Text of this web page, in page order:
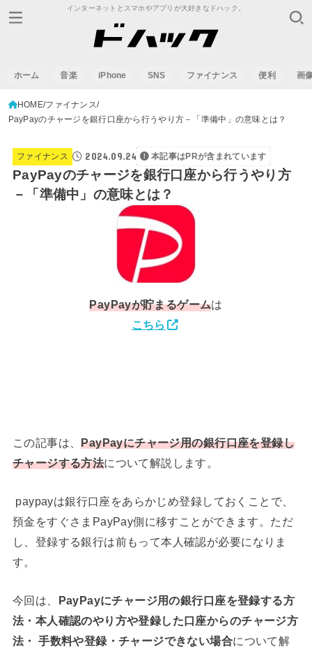
インターネットとスマホやアプリが大好きなドハック。
ホーム 音楽 iPhone SNS ファイナンス 便利 画
HOME ファイナンス
PayPayのチャージを銀行口座から行うやり方－「準備中」の意味とは？
ファイナンス 2024.09.24 本記事はPRが含まれています
PayPayのチャージを銀行口座から行うやり方
－「準備中」の意味とは？
PayPayが貯まるゲームは
こちら
この記事は、PayPayにチャージ用の銀行口座を登録し
チャージする方法について解説します。
paypayは銀行口座をあらかじめ登録しておくことで、
預金をすぐさまPayPay側に移すことができます。ただ
し、登録する銀行は前もって本人確認が必要になりま
す。
今回は、
PayPayにチャージ用の銀行口座を登録する方
法・本人確認のやり方や登録した口座からのチャージ方
法・ 手数料や登録・チャージできない場合について解